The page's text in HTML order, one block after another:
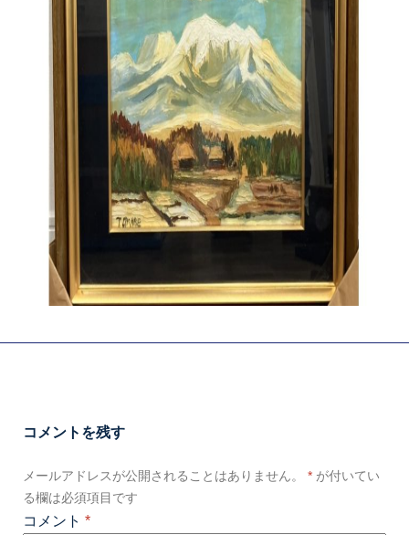
コメントを残す
メールアドレスが公開されることはありません。 * が付いてい
る欄は必須項目です
コメント *